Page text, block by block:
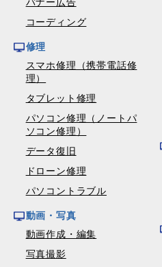
バナー広告
コーディング
修理
スマホ修理（携帯電話修
理）
タブレット修理
パソコン修理（ノートパ
ソコン修理）
データ復旧
ドローン修理
パソコントラブル
動画・写真
動画作成・編集
写真撮影